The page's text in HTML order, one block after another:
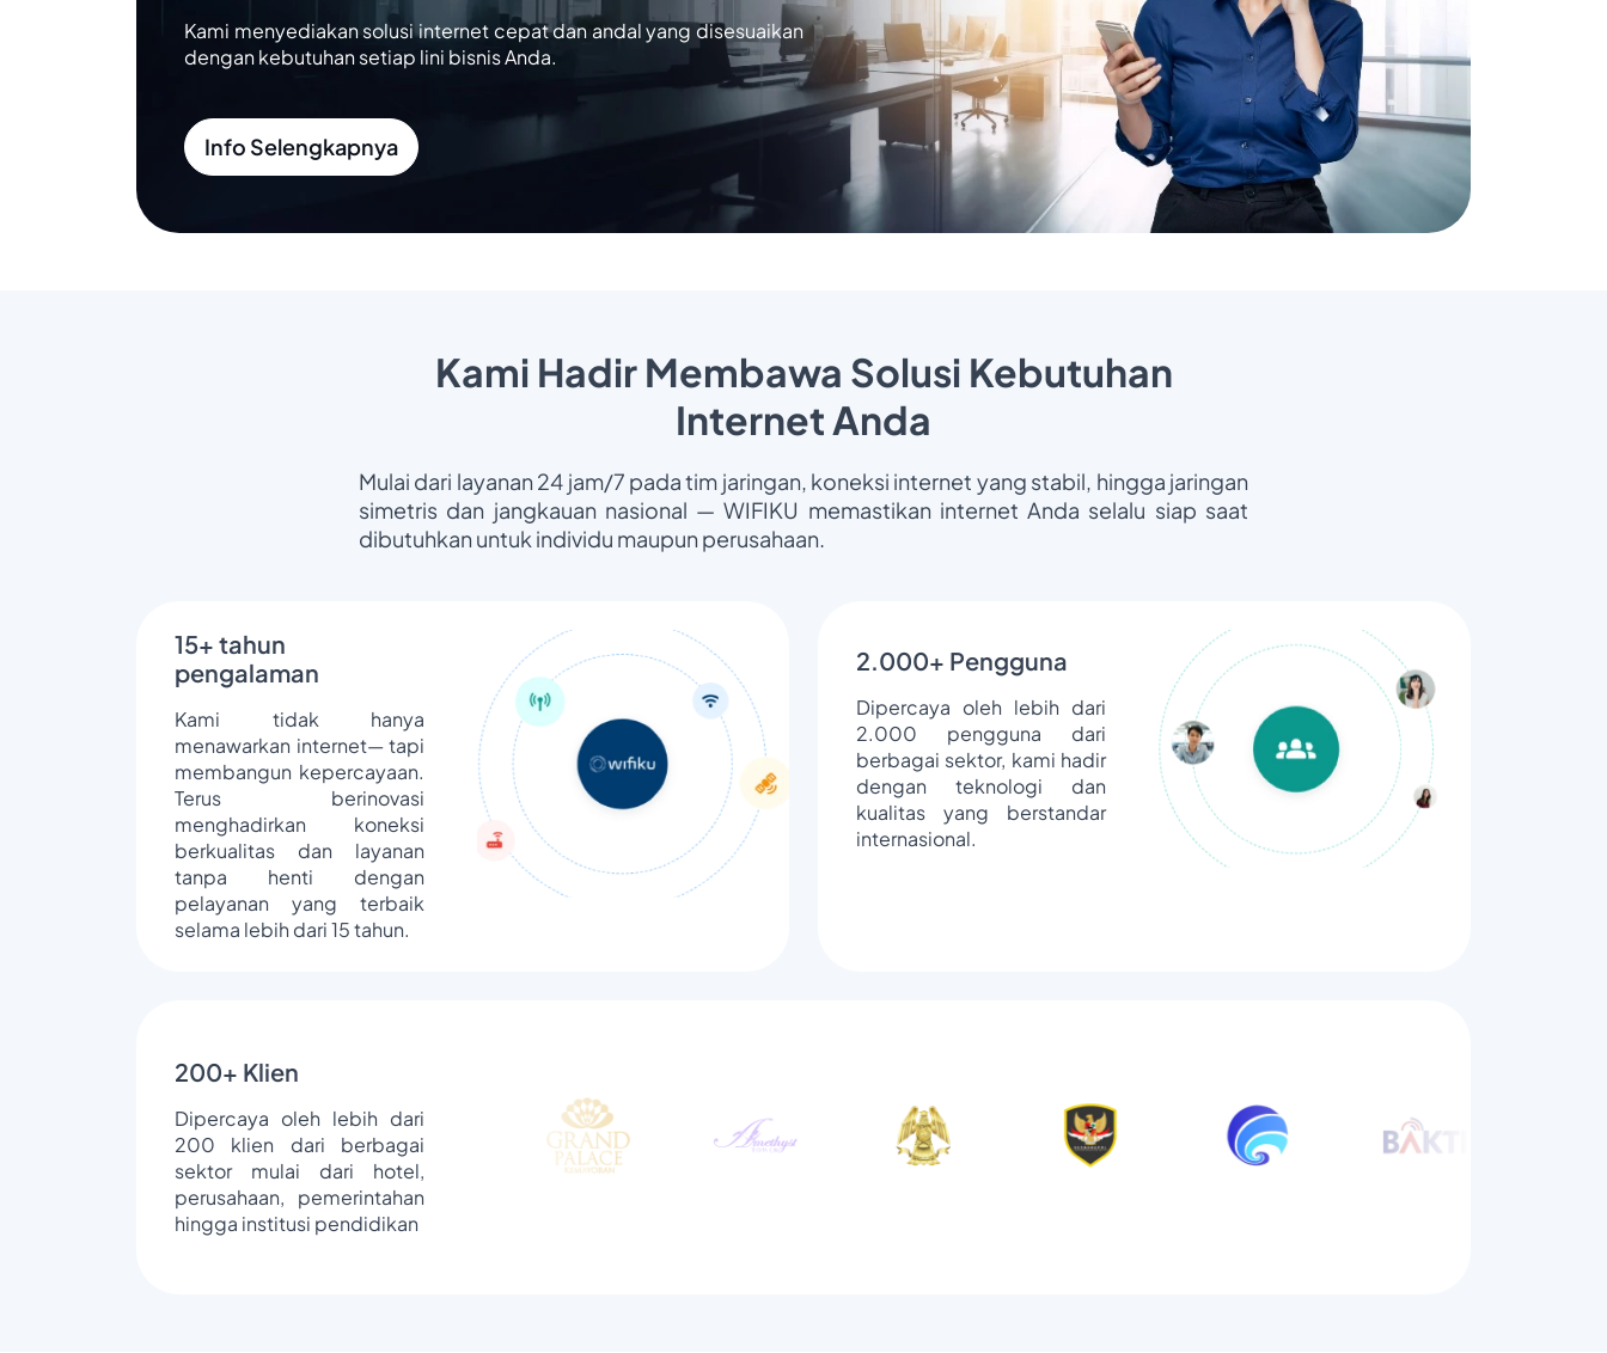
Kami menyediakan solusi internet cepat dan andal yang disesuaikan
dengan kebutuhan setiap lini bisnis Anda.
Info Selengkapnya
Kami Hadir Membawa Solusi Kebutuhan
Internet Anda
Mulai dari layanan 24 jam/7 pada tim jaringan, koneksi internet yang stabil, hingga jaringan
simetris dan jangkauan nasional — WIFIKU memastikan internet Anda selalu siap saat
dibutuhkan untuk individu maupun perusahaan.
15+ tahun
pengalaman
Kami tidak hanya
menawarkan internet— tapi
membangun kepercayaan.
Terus berinovasi
menghadirkan koneksi
berkualitas dan layanan
tanpa henti dengan
pelayanan yang terbaik
selama lebih dari 15 tahun.
2.000+ Pengguna
Dipercaya oleh lebih dari
2.000 pengguna dari
berbagai sektor, kami hadir
dengan teknologi dan
kualitas yang berstandar
internasional.
200+ Klien
Dipercaya oleh lebih dari
200 klien dari berbagai
sektor mulai dari hotel,
perusahaan, pemerintahan
hingga institusi pendidikan